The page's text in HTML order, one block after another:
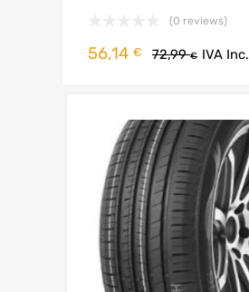
(0 reviews)
72,99€
56,14 € IVA Inc.